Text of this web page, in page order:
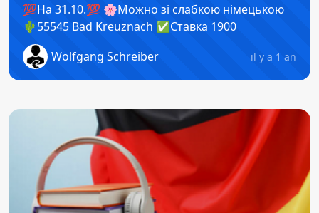
💯На 31.10.💯 🌸Можно зі слабкою німецькою
🌵55545 Bad Kreuznach ✅️Ставка 1900
Wolfgang Schreiber
il y a 1 an